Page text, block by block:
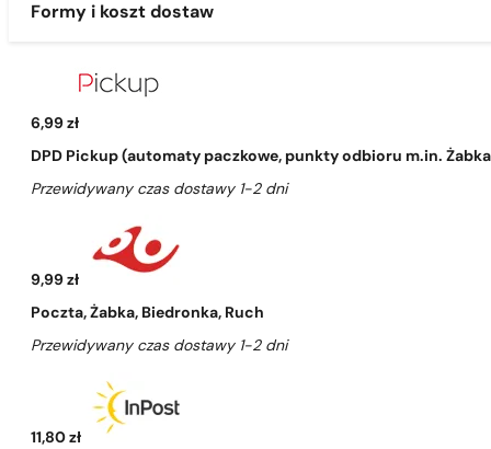
Formy i koszt dostaw
6,99 zł
DPD Pickup (automaty paczkowe, punkty odbioru m.in.
Przewidywany czas dostawy 1-2 dni
9,99 zł
Poczta, Żabka, Biedronka, Ruch
Przewidywany czas dostawy 1-2 dni
11,80 zł